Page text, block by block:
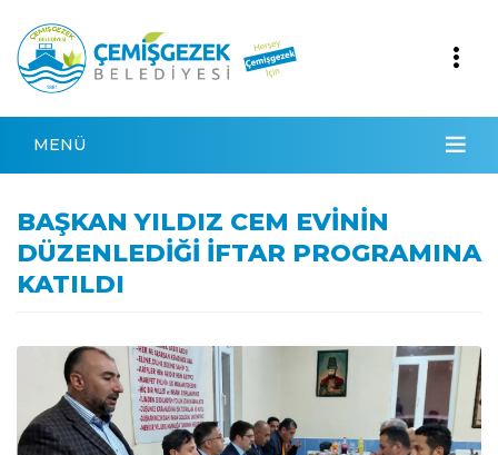
MENÜ
BAŞKAN YILDIZ CEM EVİNİN
DÜZENLEDİĞİ İFTAR PROGRAMINA
KATILDI